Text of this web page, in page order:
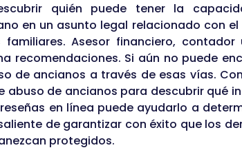
quién puede tener la
en un asunto legal relacionado con el
Asesor financiero, contador
recomendaciones. Si aún no puede
de ancianos a través de esas vías.
de ancianos para descubrir qué
en línea puede ayudarlo a
de garantizar con éxito que los
protegidos.